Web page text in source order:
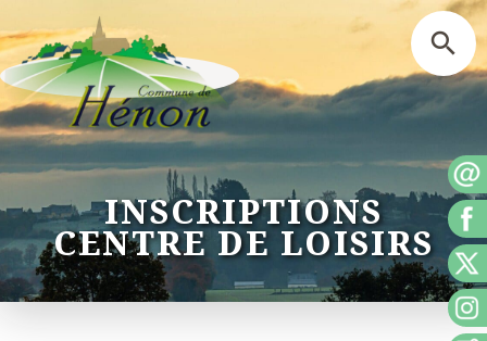
INSCRIPTIONS
CENTRE DE LOISIRS